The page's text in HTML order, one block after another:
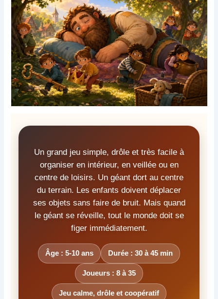
Un grand jeu simple, drôle et très facile à
organiser en intérieur, en veillée ou en
centre de loisirs. Un géant dort au centre
du terrain. Les enfants doivent déplacer
ses objets sans faire de bruit. Mais quand
le géant se réveille, tout le monde doit se
figer immédiatement.
Âge : 5-10 ans Durée : 30 à 45 min
Joueurs : 8 à 35
Jeu calme, drôle et coopératif